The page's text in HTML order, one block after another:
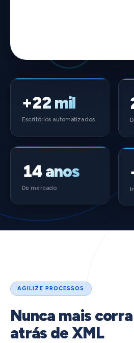
+22 mil
Escritórios automatizados
14 anos
De mercado
AGILIZE PROCESSOS
Nunca mais corra
atrás de XML